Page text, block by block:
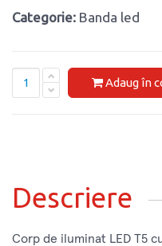
Categorie: Banda led
Adaug în
Descriere
Corp de iluminat LED T5